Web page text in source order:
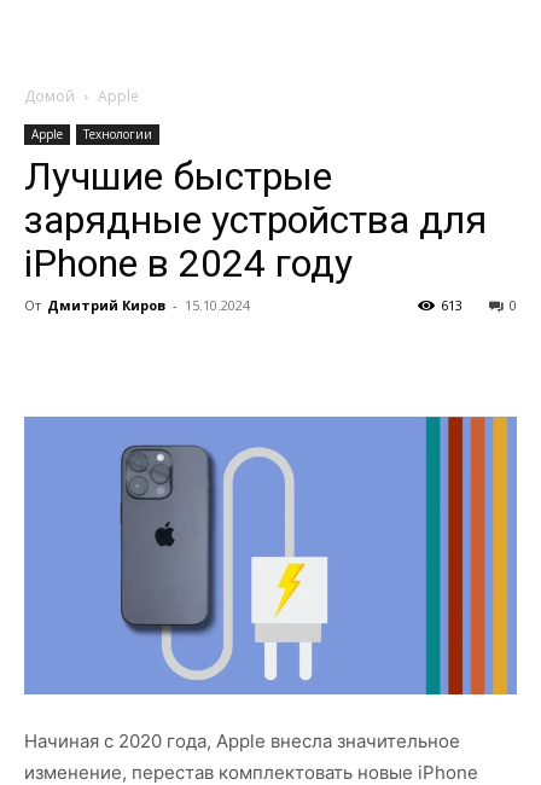
Домой Apple
Apple Технологии
Лучшие быстрые
зарядные устройства для
iPhone в 2024 году
От Дмитрий Киров - 15.10.2024 0
613
Начиная с 2020 года, Apple внесла значительное
изменение, перестав комплектовать новые iPhone